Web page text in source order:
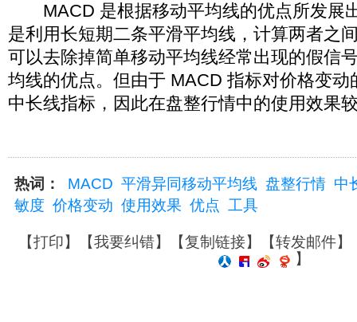
MACD 是根据移动平均线的优点所发展
是利用长短期二条平滑平均线，计算两者之
可以去除掉简单移动平均线经常出现的假信
均线的优点。但由于 MACD 指标对价格变动
中长线指标，因此在盘整行情中的使用效果
热词： MACD 平滑异同移动平均线 盘整行情 中
敏度 价格变动 使用效果 优点 工具
【打印】【我要纠错】【复制链接】【转发邮件】
】